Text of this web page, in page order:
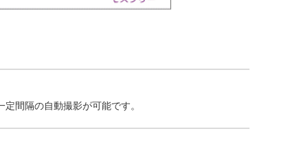
間隔の自動撮影が可能です。